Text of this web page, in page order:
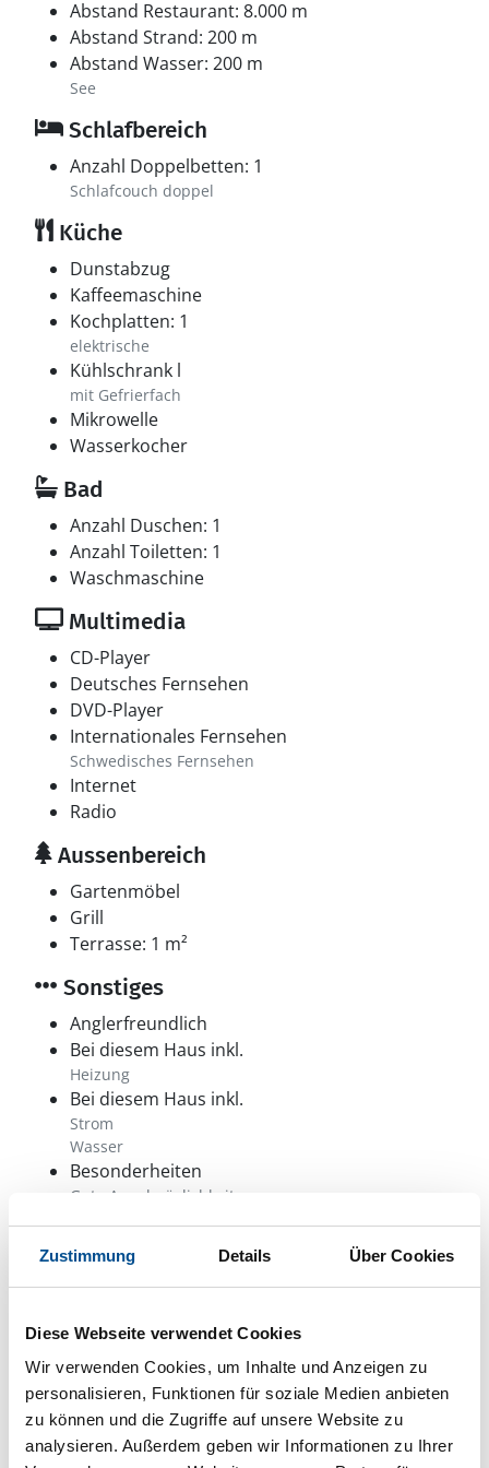
Zustimmung Details Über Cookies
Diese Webseite verwendet Cookies
Wir verwenden Cookies, um Inhalte und Anzeigen zu
personalisieren, Funktionen für soziale Medien anbieten
zu können und die Zugriffe auf unsere Website zu
analysieren. Außerdem geben wir Informationen zu Ihrer
Abstand Restaurant: 8.000 m
Abstand Strand: 200 m
Abstand Wasser: 200 m
See
Schlafbereich
Anzahl Doppelbetten: 1
Schlafcouch doppel
Küche
Dunstabzug
Kaffeemaschine
Kochplatten: 1
elektrische
Kühlschrank l
mit Gefrierfach
Mikrowelle
Wasserkocher
Bad
Anzahl Duschen: 1
Anzahl Toiletten: 1
Waschmaschine
Multimedia
CD-Player
Deutsches Fernsehen
DVD-Player
Internationales Fernsehen
Schwedisches Fernsehen
Internet
Radio
Aussenbereich
Gartenmöbel
Grill
Terrasse: 1 m²
Sonstiges
Anglerfreundlich
Bei diesem Haus inkl.
Heizung
Bei diesem Haus inkl.
Strom
Wasser
Besonderheiten
Gute Angelmöglichkeiten
Besonderheiten
Endreinigung optional: 600SEK (vor Ort). Bettwäsche
und Handtücher optional: 150SEK/Person (vor Ort).
Angelkarte benötigt.
Kinderhochstuhl
Das Aufladen von Elektroautos ist nicht
erlaubt
Sonstiges
Parabolantenne